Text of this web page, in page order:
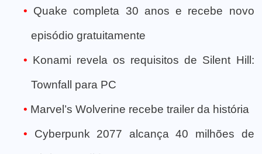
Quake completa 30 anos e recebe novo
episódio gratuitamente
Konami revela os requisitos de Silent Hill:
Townfall para PC
Marvel’s Wolverine recebe trailer da história
Cyberpunk 2077 alcança 40 milhões de